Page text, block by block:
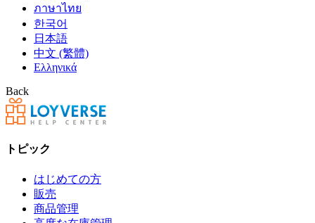
ภาษาไทย
한국어
日本語
中文 (繁體)
Ελληνικά
Back
トピック
はじめての方
販売
商品管理